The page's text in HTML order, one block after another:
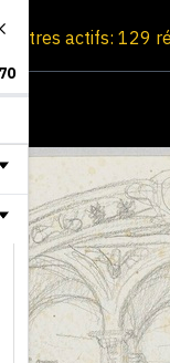
Filtres actifs: 129